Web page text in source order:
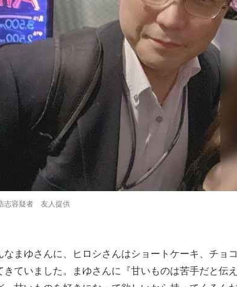
志容疑者 友人提供
なまゆさんに、ヒロシさんはショートケーキ、チョ
きていました。まゆさんに『甘いものは苦手だと伝